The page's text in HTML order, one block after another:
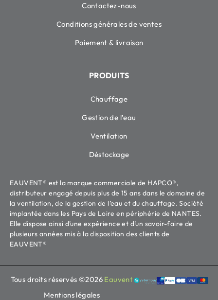
Contactez-nous
Conditions générales de ventes
Paiement & livraison
PRODUITS
Chauffage
Gestion de l’eau
Ventilation
Déstockage
EAUVENT® est la marque commerciale de HAPCO®,
distributeur engagé depuis plus de 15 ans dans le domaine de
la ventilation, de la gestion de l’eau et du chauffage. Société
implantée dans les Pays de Loire en périphérie de NANTES.
Elle dispose ainsi d’une expérience et d’un savoir-faire de
plusieurs années mis à la disposition des clients de
EAUVENT®
Tous droits réservés ©2026 Eauvent
Mentions légales